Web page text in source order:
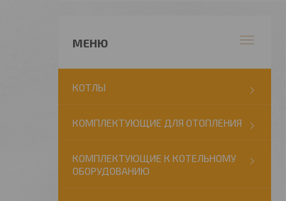
КОТЛЫ
КОМПЛЕКТУЮЩИЕ ДЛЯ ОТОПЛЕНИЯ
КОМПЛЕКТУЮЩИЕ К КОТЕЛЬНОМУ
ОБОРУДОВАНИЮ